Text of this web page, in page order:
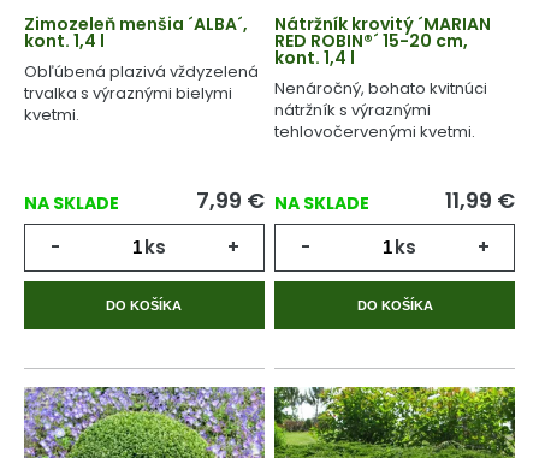
Zimozeleň menšia ´ALBA´,
kont. 1,4 l
Obľúbená plazivá vždyzelená
trvalka s výraznými bielymi
kvetmi.
NA SKLADE 7,99 €
- ks +
DO KOŠÍKA
Nátržník krovitý ´MARIAN
RED ROBIN®´ 15-20 cm,
kont. 1,4 l
Nenáročný, bohato kvitnúci
nátržník s výraznými
tehlovočervenými kvetmi.
NA SKLADE 11,99 €
- ks +
DO KOŠÍKA